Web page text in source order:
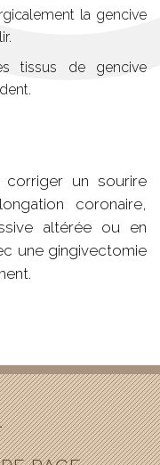
la gencive
tissus de gencive
corriger un sourire
coronaire,
altérée ou en
une gingivectomie